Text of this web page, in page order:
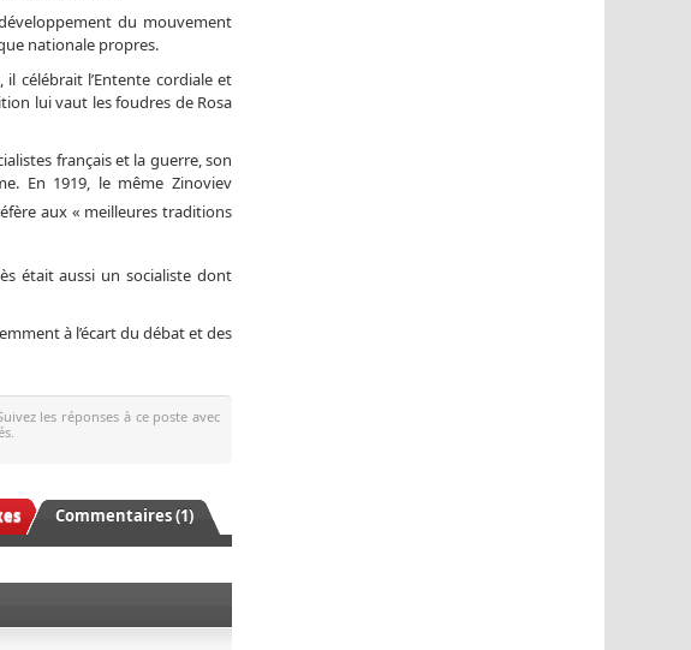
du mouvement
nationale propres.
célébrait l’Entente cordiale et
lui vaut les foudres de Rosa
français et la guerre, son
En 1919, le même Zinoviev
aux « meilleures traditions
était aussi un socialiste dont
à l’écart du débat et des
les réponses à ce poste avec
Commentaires (1)